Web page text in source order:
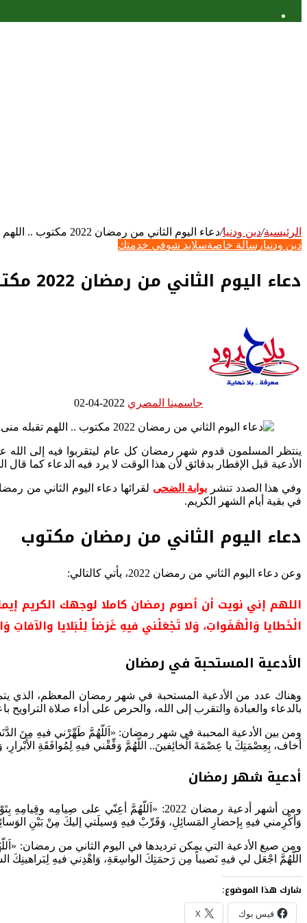
الرئيسية/دين ودنيا/دعاء اليوم الثاني من رمضان 2022 مكتوب .. اللهم تقبله منى واجعل ذنبي مغفورا
دين ودنيارسالة خاصةسلايد شوفي خدمتك
دعاء اليوم الثاني من رمضان 2022 مكتوب .. اللهم تقبله منى واجعل ذنبي مغفورا
جاسمينا المصري 2022-04-02
ينتظر المسلمون قدوم شهر رمضان كل عام ليتقربوا فيه إلى الله
الأدعية قبل الإفطار بدقائق لأن هذا الوقت لا يرد فيه الدعاء كما
وفي هذا الصدد تنشر بوابة الضحى
في بقية أيام الشهر الكريم.
دعاء اليوم الثاني من رمضان مكتوب
وعن دعاء اليوم الثاني من رمضان 2022، يأتي كالتالي:
اللهم إني نويت أن أصوم رمضان كاملا لوجهك الكريم
الْخَطايا وَالْهَفَواتِ، وَلا تَجْعَلْني فيهِ غَرَضاً لِلْبَلايا
الأدعية المستحبة في رمضان
وهناك عدد من الأدعية المستحبة في شهر رمضان المعظم، الذي
بالدعاء والعبادة والتقرب إلى الله، والحرص على أداء صلاة
ومن بين الأدعية المحببة في شهر رمضان: «اَللّهُمَّ طَهِّرْني فيهِ مِنَ
أخاف، بِعِصْمَتِكَ يا عِصْمَةَ الْخائِفينَ.. اللّهُمَّ وَفِّقْني فيهِ لِمُوافَقَةِ
أدعية شهر رمضان
ومن أشهر أدعية رمضان 2022: «اَللّهُمَّ
وَأكْرِمني فيهِ بِإحضارِ المَسائِلِ، وَقَرِّبْ فيهِ وَسيلَتي إليكَ مِنْ بَيْنِ
ومن صيغ الأدعية التي يمكن ترديدها في اليوم الثاني من رمضان:
اللّهُمَّ اجْعَل لي فيهِ نَصيباً مِن رَحمَتِكَ الواسِعَةِ، وَاهْدِني فيهِ
شارك هذا الموضوع:
فيس بوك X